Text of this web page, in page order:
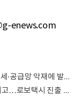
enews.com
포드, 4년 만에 '최악의 어닝 쇼크'..."관세·공급망 악재에 발목"
포드, ‘눈 떼도 되는’ 레벨3 자율주행 예고…로보택시 진출 가능성 시사